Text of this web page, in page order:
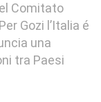
Comitato
Gozi l’Italia é
una
tra Paesi